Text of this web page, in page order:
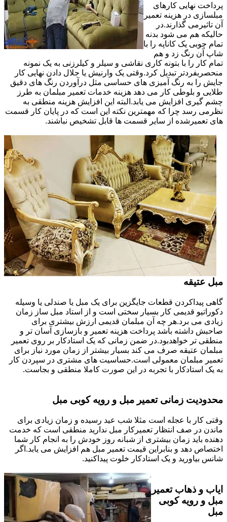
پرداخت نهایی کارهای
مبلسازی در هزینه تعمیر
آن تاثیرمی گذارند.در
حالیکه هم می شود بدنه
تمام چوبی یک کاناپه را با
شاپ آن رنگ زد و هم
تمام کار را با بتونه کاری نقاشی و سیلر و کیلرزنی به یک نمونه
منحصربفردتر تبدیل کرد.وقتی یک وارنیش یا جلال دادن نهایی کار
جایش را به رنگ آمیزی های حساسی مثل درآوردن رنگ های دقیق
طلایی و بلوطی کار می دهد هزینه خدمات تعمیر مبلمان به طرز
چشم گیری افزایش می یابد.البته این افزایش هزینه منطقی به
نظرمی رسد چرا که مهمترین نکته این است که در پایان کار قسمت
های تعمیرشده از سایر قسمت ها قابل تشخیص نباشند.
مبل عتیقه
گاهی پیداکردن قطعات جایگزین برای یک مبل یا صندلی یا وسیله
دکوراتیو قدیمی کار بسیار سختی است و از استاد مبل ساز زمان
زیادی می برد.هر چه آن مبلمان قدیمی ارزش بیشتری برای
صاحبش داشته باشد پرداخت هزینه تعمیر و بازسازی آسان تر و
منطقی تر خواهدبود.در ضمن زمانی که یک استادکار بر روی تعمیر
مبلمان عتیقه صرف می کند بسیار بیشتر از زمان مورد نیاز برای
تعمیر مبلمان معمولی است.حساسیت های مشتری در سپردن کار
به یک استادکار با تجربه در این صورت کاملا منطقی و بجاست.
محدودیت زمانی تعمیر مبل و رویه کوبی مبل
وقتی کار با عجله است مثلا شب عید رسیده و زمان زیادی برای
ماندن در صف انتظار تعمیرکار مبل ندارید منطقی است که خدمت
دهنده باید زمان بیشتری از شبانه روز خودش را به انجام کار شما
اختصاص دهد و بنابراین قیمت تعمیر مبل هم افزایش می یابد.اگر
شانس بیاورید و یک استادکار خلوت پیداکنید.
ایاب و ذهاب تعمیر
مبل و رویه کوبی
مبل